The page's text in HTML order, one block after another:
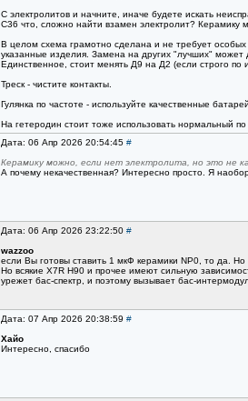
С электролитов и начните, иначе будете искать
С36 что, сложно найти взамен электролит? Керамику
В целом схема грамотно сделана и не требует особых
указанные изделия. Замена на других "лучших" может
Единственное, стоит менять Д9 на Д2 (если строго по
Треск - чистите контакты.
Гулянка по частоте - используйте качественные
На гетеродин стоит тоже использовать нормальный
Дата: 06 Апр 2026 20:54:45 #
Керамику можно, если нет электролита, но это не
А почему некачественная? Интересно просто. Я
Дата: 06 Апр 2026 23:22:50 #
wazzoo
если Вы готовы ставить 1 мкФ керамики NP0, то да.
Но всякие X7R Н90 и прочее имеют сильную
урежет бас-спектр, и поэтому вызывает бас-
Дата: 07 Апр 2026 20:38:59 #
Хайо
Интересно, спасибо